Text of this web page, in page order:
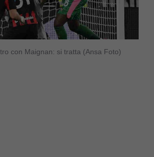
con Maignan: si tratta (Ansa Foto)